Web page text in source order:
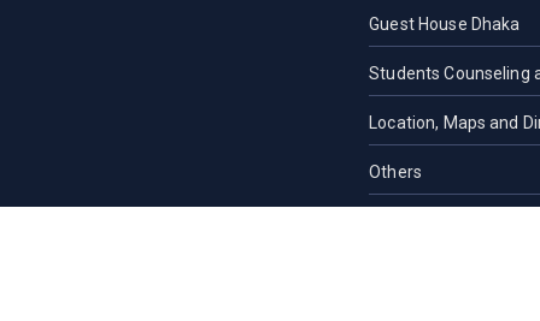
Guest House Dhaka
Students Counseling
Location, Maps and
Others